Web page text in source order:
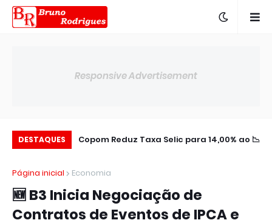
Responsive Advertisement
DESTAQUES
📉 Copom Reduz Taxa Selic para 14,00% ao
Presença na
Página inicial
Economia
🆕 B3 Inicia Negociação de
Contratos de Eventos de IPCA e